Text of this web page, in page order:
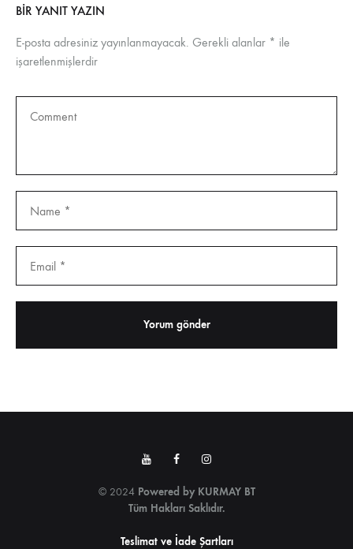
BIR YANIT YAZIN
E-posta adresiniz yayınlanmayacak. Gerekli alanlar * ile
işaretlenmişlerdir
© 2024 Powered by KURMAY BT
Tüm Hakları Saklıdır.
Teslimat ve İade Şartları
YoutubeFacebookInstagram